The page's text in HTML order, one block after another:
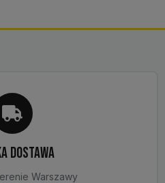
DOSTAWA
Warszawy